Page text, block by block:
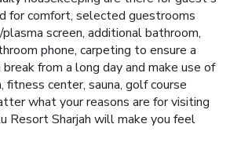
for comfort, selected guestrooms
screen, additional bathroom,
phone, carpeting to ensure a
from a long day and make use of
fitness center, sauna, golf course
what your reasons are for visiting
Resort Sharjah will make you feel